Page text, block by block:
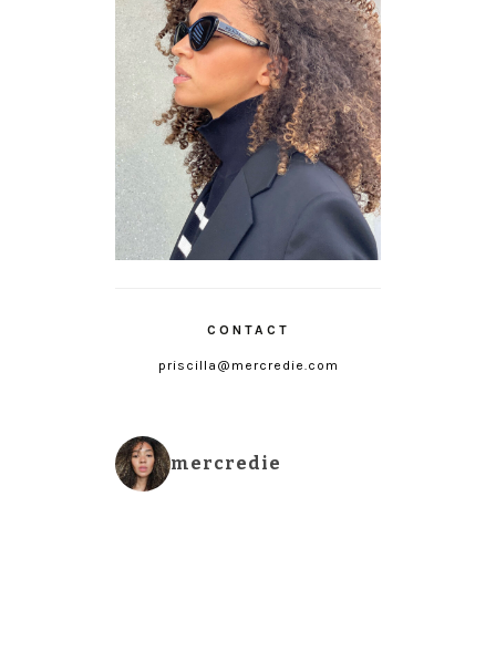
CONTACT
priscilla@mercredie.com
mercredie